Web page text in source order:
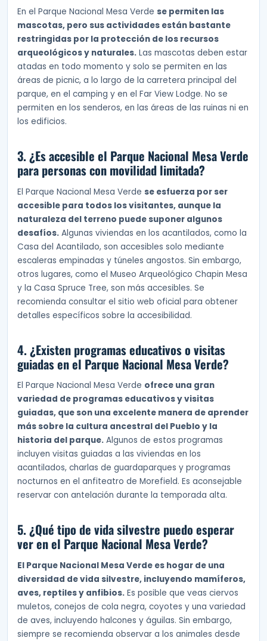
En el Parque Nacional Mesa Verde se permiten las
mascotas, pero sus actividades están bastante
restringidas por la protección de los recursos
arqueológicos y naturales. Las mascotas deben estar
atadas en todo momento y solo se permiten en las
áreas de picnic, a lo largo de la carretera principal del
parque, en el camping y en el Far View Lodge. No se
permiten en los senderos, en las áreas de las ruinas ni en
los edificios.
3. ¿Es accesible el Parque Nacional Mesa Verde
para personas con movilidad limitada?
El Parque Nacional Mesa Verde se esfuerza por ser
accesible para todos los visitantes, aunque la
naturaleza del terreno puede suponer algunos
desafíos. Algunas viviendas en los acantilados, como la
Casa del Acantilado, son accesibles solo mediante
escaleras empinadas y túneles angostos. Sin embargo,
otros lugares, como el Museo Arqueológico Chapin Mesa
y la Casa Spruce Tree, son más accesibles. Se
recomienda consultar el sitio web oficial para obtener
detalles específicos sobre la accesibilidad.
4. ¿Existen programas educativos o visitas
guiadas en el Parque Nacional Mesa Verde?
El Parque Nacional Mesa Verde ofrece una gran
variedad de programas educativos y visitas
guiadas, que son una excelente manera de aprender
más sobre la cultura ancestral del Pueblo y la
historia del parque. Algunos de estos programas
incluyen visitas guiadas a las viviendas en los
acantilados, charlas de guardaparques y programas
nocturnos en el anfiteatro de Morefield. Es aconsejable
reservar con antelación durante la temporada alta.
5. ¿Qué tipo de vida silvestre puedo esperar
ver en el Parque Nacional Mesa Verde?
El Parque Nacional Mesa Verde es hogar de una
diversidad de vida silvestre, incluyendo mamíferos,
aves, reptiles y anfibios. Es posible que veas ciervos
muletos, conejos de cola negra, coyotes y una variedad
de aves, incluyendo halcones y águilas. Sin embargo,
siempre se recomienda observar a los animales desde